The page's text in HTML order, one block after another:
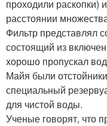
проходили раскопки)
расстоянии
Фильтр представлял
состоящий из
хорошо пропускал
Майя были
специальный
для чистой воды.
Ученые говорят, что